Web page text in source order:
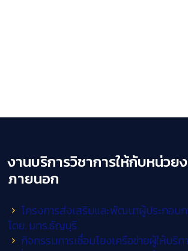
งานบริการวิชาการให้กับหน่วย
ภายนอก
โครงการส่งเสริมและพัฒนาผู้ประกอบก
โดย. มทร.ธัญบุรี
กิจกรรมการเชื่อมโยงเครือข่ายผู้ให้บริก